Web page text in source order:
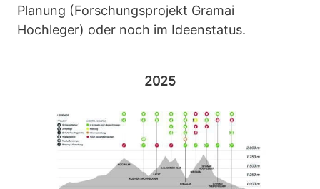
Planung (Forschungsprojekt Gramai
Hochleger) oder noch im Ideenstatus.
2025